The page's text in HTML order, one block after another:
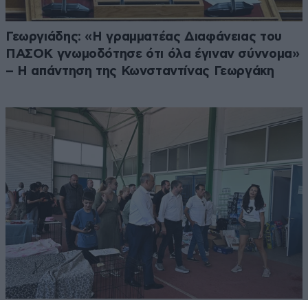
Γεωργιάδης: «Η γραμματέας Διαφάνειας του
ΠΑΣΟΚ γνωμοδότησε ότι όλα έγιναν σύννομα»
– Η απάντηση της Κωνσταντίνας Γεωργάκη